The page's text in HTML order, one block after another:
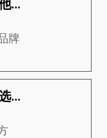
茵梦达贝得电机与其他品牌的对比
牌
茵梦达贝得电机的挑选方法